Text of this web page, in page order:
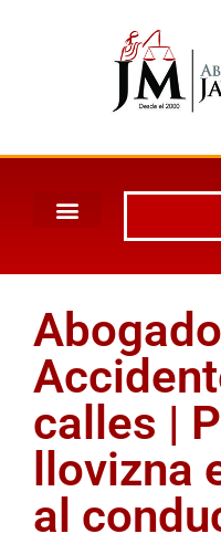
calles |
llovizna
al